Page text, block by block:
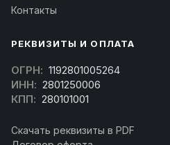
Контакты
РЕКВИЗИТЫ И ОПЛАТА
ОГРН: 1192801005264
ИНН: 2801250006
КПП: 280101001
Скачать реквизиты в PDF